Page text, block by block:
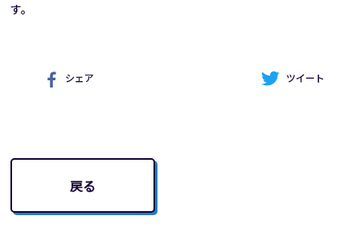
す。
シェア ツイート
戻る